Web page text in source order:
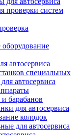
проверки систем
оборудование
автосервиса
специальных
автосервиса
барабанов
для автосервиса
колодок
для автосервиса